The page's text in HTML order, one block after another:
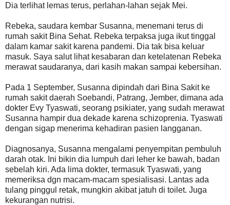
Dia terlihat lemas terus, perlahan-lahan sejak Mei.
Rebeka, saudara kembar Susanna, menemani terus di
rumah sakit Bina Sehat. Rebeka terpaksa juga ikut tinggal
dalam kamar sakit karena pandemi. Dia tak bisa keluar
masuk. Saya salut lihat kesabaran dan ketelatenan Rebeka
merawat saudaranya, dari kasih makan sampai kebersihan.
Pada 1 September, Susanna dipindah dari Bina Sakit ke
rumah sakit daerah Soebandi, Patrang, Jember, dimana ada
dokter Evy Tyaswati, seorang psikiater, yang sudah merawat
Susanna hampir dua dekade karena schizoprenia. Tyaswati
dengan sigap menerima kehadiran pasien langganan.
Diagnosanya, Susanna mengalami penyempitan pembuluh
darah otak. Ini bikin dia lumpuh dari leher ke bawah, badan
sebelah kiri. Ada lima dokter, termasuk Tyaswati, yang
memeriksa dgn macam-macam spesialisasi. Lantas ada
tulang pinggul retak, mungkin akibat jatuh di toilet. Juga
kekurangan nutrisi.